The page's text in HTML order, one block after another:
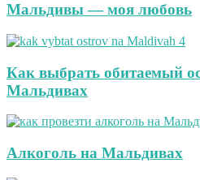
Мальдивы — моя любовь
Как выбрать обитаемый
Мальдивах
Алкоголь на Мальдивах